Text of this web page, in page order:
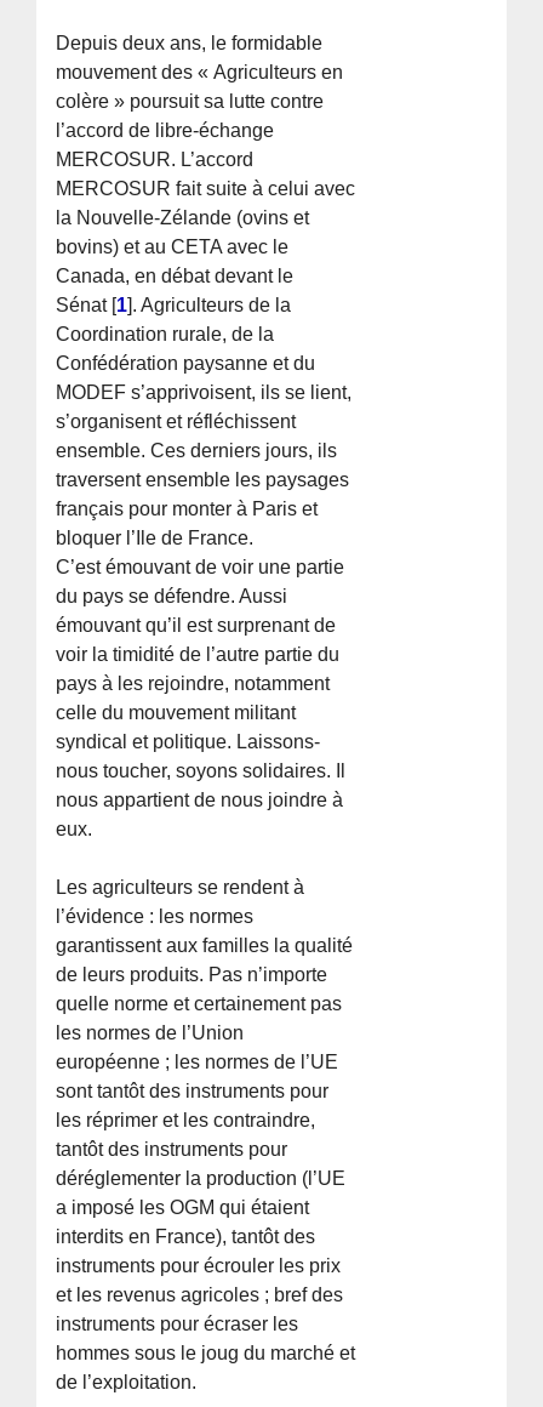
Depuis deux ans, le formidable
mouvement des « Agriculteurs en
colère » poursuit sa lutte contre
l’accord de libre-échange
MERCOSUR. L’accord
MERCOSUR fait suite à celui avec
la Nouvelle-Zélande (ovins et
bovins) et au CETA avec le
Canada, en débat devant le
Sénat[1]. Agriculteurs de la
Coordination rurale, de la
Confédération paysanne et du
MODEF s’apprivoisent, ils se lient,
s’organisent et réfléchissent
ensemble. Ces derniers jours, ils
traversent ensemble les paysages
français pour monter à Paris et
bloquer l’Ile de France.
C’est émouvant de voir une partie
du pays se défendre. Aussi
émouvant qu’il est surprenant de
voir la timidité de l’autre partie du
pays à les rejoindre, notamment
celle du mouvement militant
syndical et politique. Laissons-
nous toucher, soyons solidaires. Il
nous appartient de nous joindre à
eux.
Les agriculteurs se rendent à
l’évidence : les normes
garantissent aux familles la qualité
de leurs produits. Pas n’importe
quelle norme et certainement pas
les normes de l’Union
européenne ; les normes de l’UE
sont tantôt des instruments pour
les réprimer et les contraindre,
tantôt des instruments pour
déréglementer la production (l’UE
a imposé les OGM qui étaient
interdits en France), tantôt des
instruments pour écrouler les prix
et les revenus agricoles ; bref des
instruments pour écraser les
hommes sous le joug du marché et
de l’exploitation.